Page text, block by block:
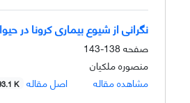
نگرانی از شیوع بیماری کرونا در
صفحه138-143
منصوره ملکیان
مشاهده مقاله
اصل مقاله K